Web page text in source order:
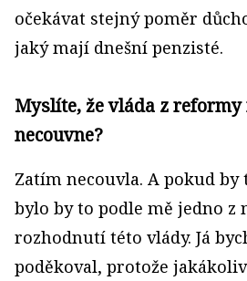
očekávat stejný poměr
jaký mají dnešní penzisté.
Myslíte, že vláda z reformy
necouvne?
Zatím necouvla. A pokud by
bylo by to podle mě jedno z
rozhodnutí této vlády. Já
poděkoval, protože